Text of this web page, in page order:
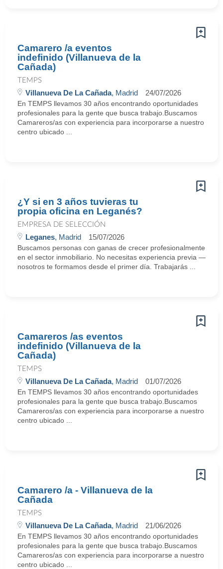
Camarero /a eventos
indefinido (Villanueva de la
Cañada)
TEMPS
Villanueva De La Cañada, Madrid 24/07/2026
En TEMPS llevamos 30 años encontrando oportunidades
profesionales para la gente que busca trabajo.Buscamos
Camareros/as con experiencia para incorporarse a nuestro
centro ubicado ...
¿Y si en 3 años tuvieras tu
propia oficina en Leganés?
EMPRESA DE SELECCIÓN
Leganes, Madrid 15/07/2026
Buscamos personas con ganas de crecer profesionalmente
en el sector inmobiliario. No necesitas experiencia previa —
nosotros te formamos desde el primer día. Trabajarás ...
Camareros /as eventos
indefinido (Villanueva de la
Cañada)
TEMPS
Villanueva De La Cañada, Madrid 01/07/2026
En TEMPS llevamos 30 años encontrando oportunidades
profesionales para la gente que busca trabajo.Buscamos
Camareros/as con experiencia para incorporarse a nuestro
centro ubicado ...
Camarero /a - Villanueva de la
Cañada
TEMPS
Villanueva De La Cañada, Madrid 21/06/2026
En TEMPS llevamos 30 años encontrando oportunidades
profesionales para la gente que busca trabajo.Buscamos
Camareros/as con experiencia para incorporarse a nuestro
centro ubicado ...